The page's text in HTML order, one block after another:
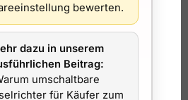
oder im Garten kann
sein, vor allem bei mobilen
Trotzdem muss die
sein. Ein Balkonkraftwerk ist
bewerten.
dazu in unserem
Beitrag:
umschaltbare
für Käufer zum